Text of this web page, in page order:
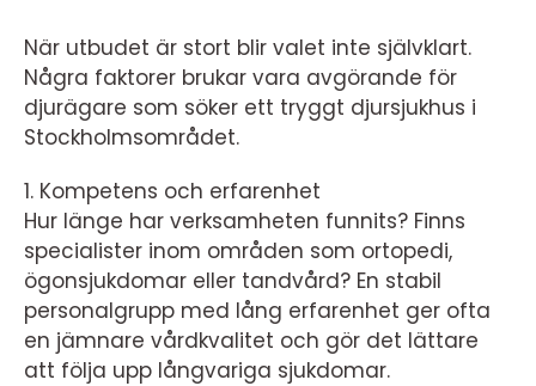
När utbudet är stort blir valet inte självklart.
Några faktorer brukar vara avgörande för
djurägare som söker ett tryggt djursjukhus i
Stockholmsområdet.
1. Kompetens och erfarenhet
Hur länge har verksamheten funnits? Finns
specialister inom områden som ortopedi,
ögonsjukdomar eller tandvård? En stabil
personalgrupp med lång erfarenhet ger ofta
en jämnare vårdkvalitet och gör det lättare
att följa upp långvariga sjukdomar.